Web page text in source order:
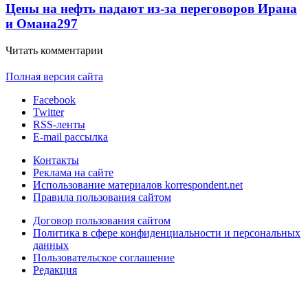
Цены на нефть падают из-за переговоров Ирана
и Омана297
Читать комментарии
Полная версия сайта
Facebook
Twitter
RSS-ленты
E-mail рассылка
Контакты
Реклама на сайте
Использование материалов korrespondent.net
Правила пользования сайтом
Договор пользования сайтом
Политика в сфере конфиденциальности и персональных
данных
Пользовательское соглашение
Редакция